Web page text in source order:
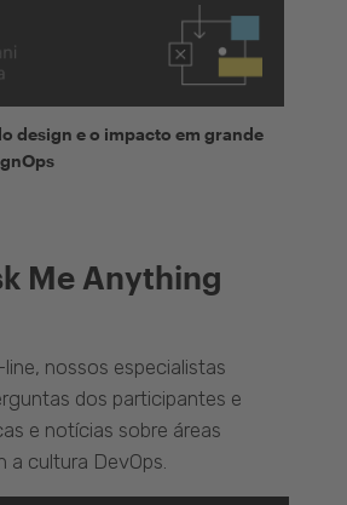
design e o impacto em grande
Me Anything
nossos especialistas
dos participantes e
e notícias sobre áreas
a cultura DevOps.